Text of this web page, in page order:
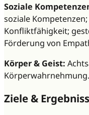
Soziale
soziale
Konfliktfähigkeit;
Förderung von
Körper & Geist:
Körperwahrnehmung.
Ziele &